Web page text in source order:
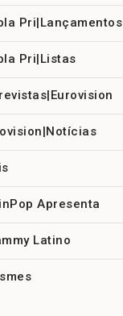
Pri|Lançamentos
Pri|Listas
Apresenta
Latino